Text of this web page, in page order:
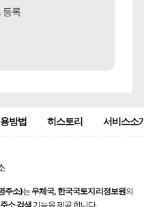
등록
방법 히스토리 서비스소
주소)는 우체국, 한국국토지리정보원의
소 검색 기능을 제공 합니다.